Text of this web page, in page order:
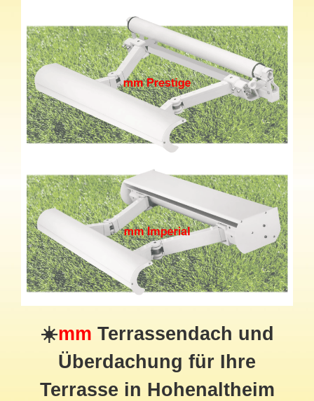
☀️mm Terrassendach und
Überdachung für Ihre
Terrasse in Hohenaltheim